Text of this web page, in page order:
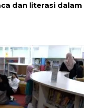
dan literasi dalam